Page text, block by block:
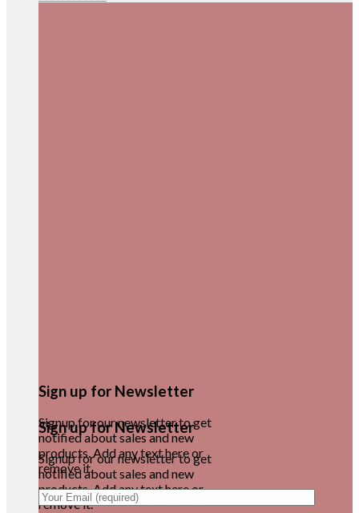
Sign up for Newsletter
Signup for our newsletter to get
notified about sales and new
products. Add any text here or
remove it.
Sign up for Newsletter
Signup for our newsletter to get
notified about sales and new
products. Add any text here or
remove it.